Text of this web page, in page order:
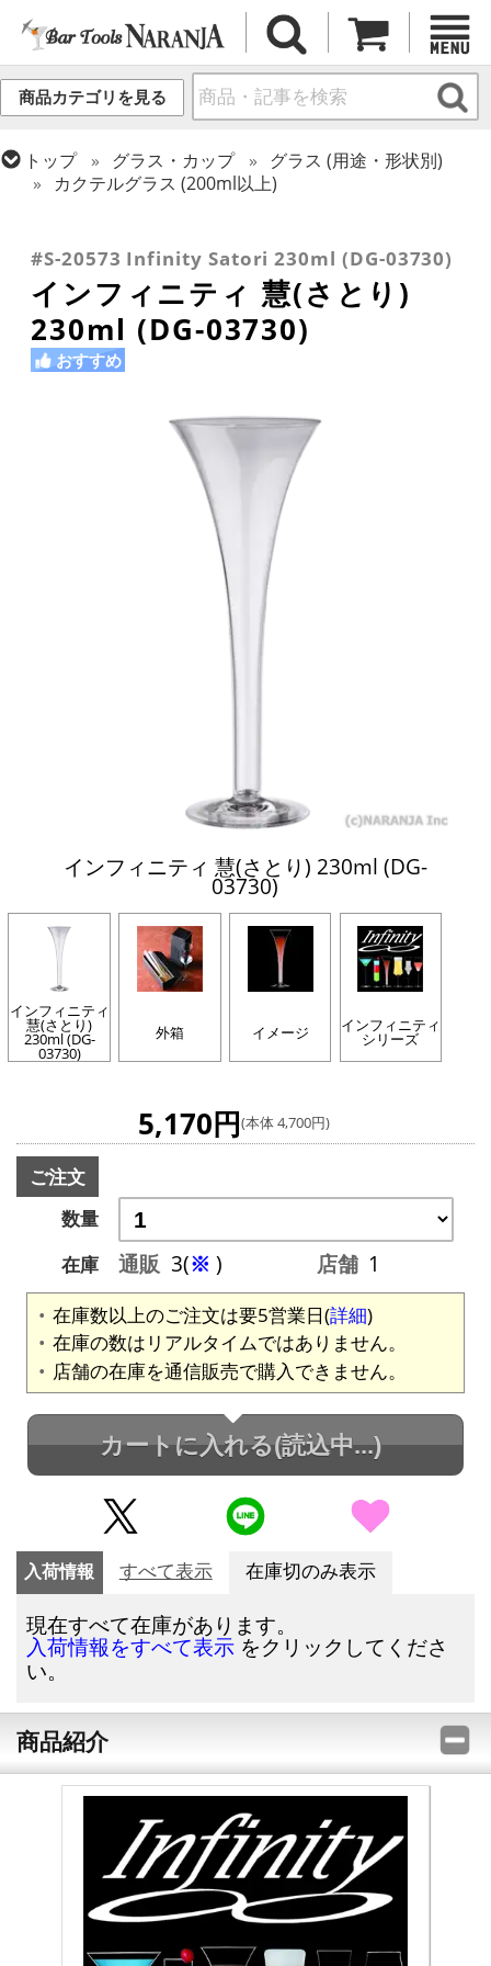
商品カテゴリを見る
トップ グラス・カップ
グラス (用途・形状別)
カクテルグラス (200ml以上)
その他ブランド
カクテルグラス (全サイズ)
#S-20573 Infinity Satori 230ml (DG-03730)
インフィニティ 慧(さとり)
230ml (DG-03730)
おすすめ
インフィニティ 慧(さとり) 230ml (DG-
03730)
インフィニティ
慧(さとり)
230ml (DG-
03730)
外箱 イメージ インフィニティ
シリーズ
5,170円(本体 4,700円)
ご注文
数量
在庫
通販 3(※ ) 店舗 1
在庫数以上のご注文は要5営業日(詳細)
在庫の数はリアルタイムではありません。
店舗の在庫を通信販売で購入できません。
カートに入れる(読込中...)
入荷情報 すべて表示 在庫切のみ表示
現在すべて在庫があります。
入荷情報をすべて表示 をクリックしてくださ
い。
商品紹介